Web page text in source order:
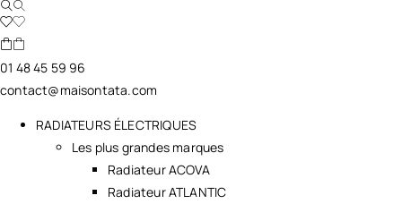
01 48 45 59 96
contact@maisontata.com
RADIATEURS ÉLECTRIQUES
Les plus grandes marques
Radiateur ACOVA
Radiateur ATLANTIC